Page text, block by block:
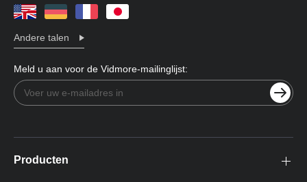
Andere talen
Meld u aan voor de Vidmore-mailinglijst:
Producten